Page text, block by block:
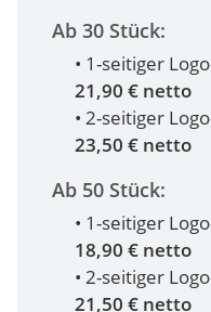
Ab 30 Stück:
• 1-seitiger
21,90 € netto
• 2-seitiger
23,50 € netto
Ab 50 Stück:
• 1-seitiger
18,90 € netto
• 2-seitiger
21,50 € netto